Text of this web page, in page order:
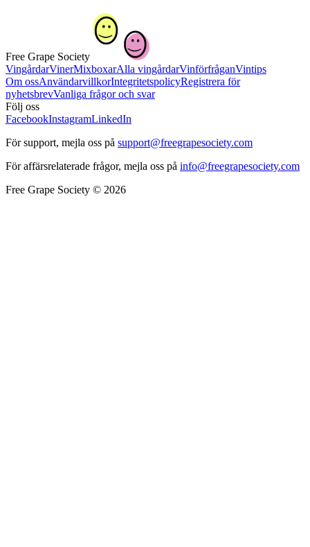
Free Grape Society
VingårdarVinerMixboxarAlla vingårdarVinförfråganVintips
Om ossAnvändarvillkorIntegritetspolicyRegistrera för
nyhetsbrevVanliga frågor och svar
Följ oss
FacebookInstagramLinkedIn
För support, mejla oss på support@freegrapesociety.com
För affärsrelaterade frågor, mejla oss på info@freegrapesociety.com
Free Grape Society © 2026